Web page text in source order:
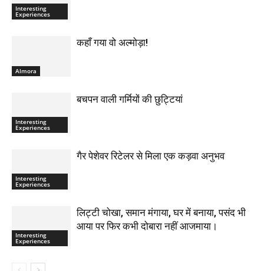
Interesting
Experiences
Almora
कहाँ गया वो अल्मोड़ा!
Interesting
Experiences
बचपन वाली गर्मियों की छुट्टियां
Interesting
Experiences
गैर पेशेवर रिटेलर से मिला एक कड़वा अनुभव
Interesting
Experiences
लिट्टी चोखा, समान मंगाया, घर में बनाया, पसंद भी
आया पर फिर कभी दोबारा नहीं आजमाया।